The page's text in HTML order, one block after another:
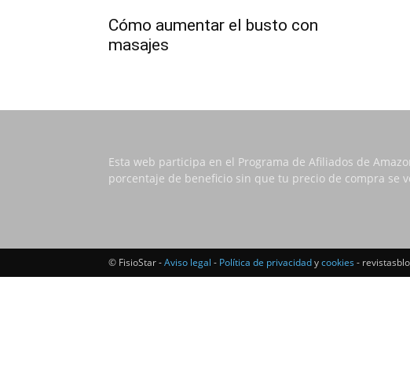
Cómo aumentar el busto con
masajes
Esta web participa en el Programa de Afiliados de
porcentaje de beneficio sin que tu precio de compra se
© FisioStar -Aviso legal - Política de privacidadycookies -